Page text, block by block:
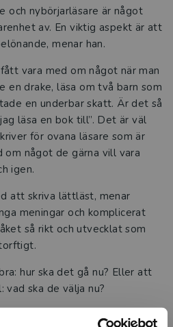
och nybörjarläsare är något
av. En viktig aspekt är att
menar han.
vara med om något när man
en drake, läsa om två barn som
en underbar skatt. Är det så
läsa en bok till”. Det är väl
för ovana läsare som är
om något de gärna vill vara
igen.
att skriva lättläst, menar
meningar och komplicerat
så rikt och utvecklat som
hur ska det gå nu? Eller att
ska de välja nu?